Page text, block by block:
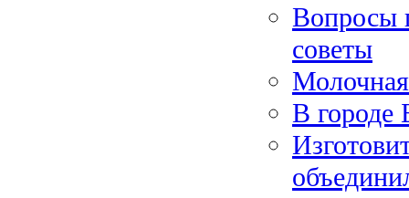
Вопросы
советы
В городе